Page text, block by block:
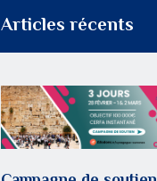
Articles récents